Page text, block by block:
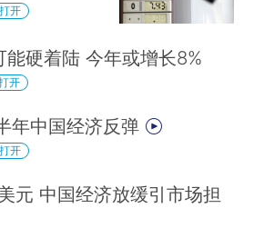
开
能硬着陆 今年或增长8%
开
年中国经济反弹
开
元 中国经济放缓引市场担